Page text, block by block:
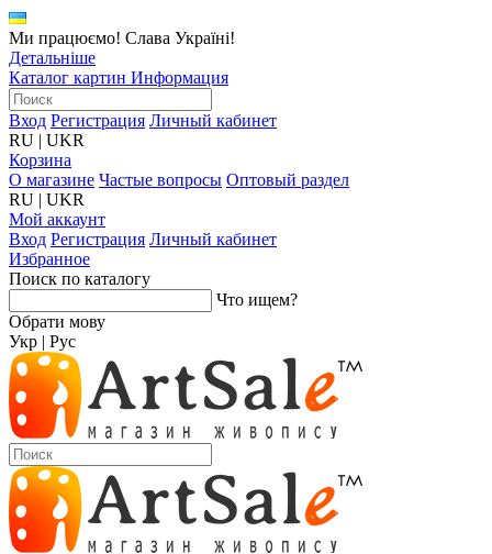
Ми працюємо! Слава Україні!
Детальніше
Каталог картин Информация
Вход Регистрация Личный кабинет
RU | UKR
Корзина
О магазине Частые вопросы Оптовый раздел
RU | UKR
Мой аккаунт
Вход Регистрация Личный кабинет
Избранное
Поиск по каталогу
Что ищем?
Обрати мову
Укр | Рус